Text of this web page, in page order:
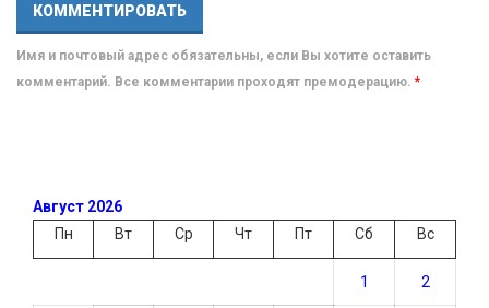
Имя и почтовый адрес обязательны, если Вы хотите оставить
комментарий. Все комментарии проходят премодерацию. *
Август 2026
Пн
Вт Ср Чт Пт Сб Вс
1 2